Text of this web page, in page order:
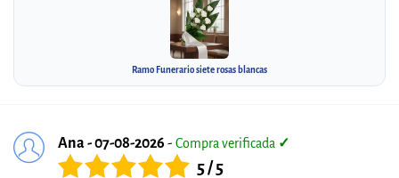
Ramo Funerario siete rosas blancas
Ana - 07-08-2026 - Compra verificada ✓
5 / 5